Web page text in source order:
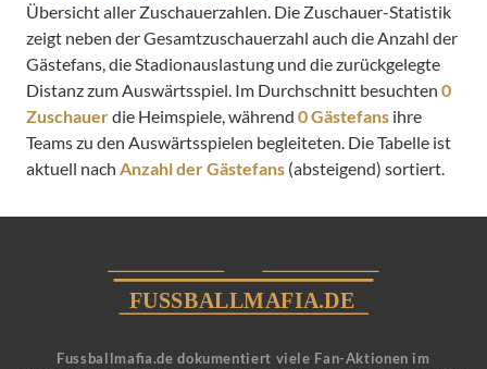
Übersicht aller Zuschauerzahlen. Die Zuschauer-Statistik
zeigt neben der Gesamtzuschauerzahl auch die Anzahl der
Gästefans, die Stadionauslastung und die zurückgelegte
Distanz zum Auswärtsspiel. Im Durchschnitt besuchten 0
Zuschauerdie Heimspiele, während 0 Gästefans ihre
Teams zu den Auswärtsspielen begleiteten. Die Tabelle ist
aktuell nach Anzahl der Gästefans (absteigend) sortiert.
Fussballmafia.de dokumentiert viele Fan-Aktionen im